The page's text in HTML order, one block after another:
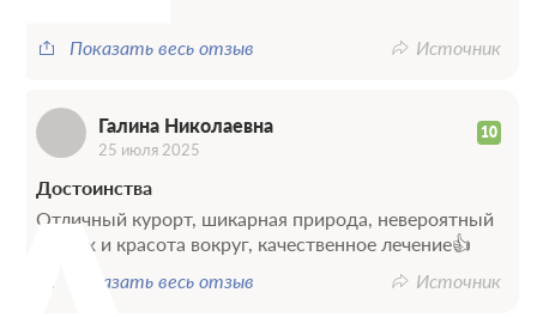
Заболевания опорно-двигательного аппарата,
- заболевания костных тканей::
- остеомиелит хронический (кроме
Показать весь отзыв
Источник
Галина Николаевна 10
25 июля 2025
Достоинства
Отличный курорт, шикарная природа, невероятный
воздух и красота вокруг, качественное лечение👍
Показать весь отзыв
Источник